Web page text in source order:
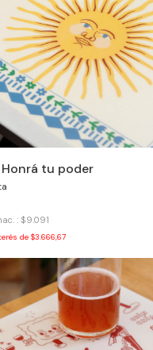
tu poder
: $9.091
de $3.666,67